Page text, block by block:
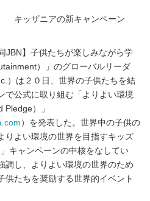
キッザニアの新キャンペーン
JBN】子供たちが楽しみながら学
）」のグローバルリーダ
）は２０日、世界の子供たちを結
で公式に取り組む「よりよい環境
）」
）を発表した。世界中の子供の
りよい環境の世界を目指すキッズ
キャンペーンの中核をなしてい
調し、よりよい環境の世界のため
供たちを奨励する世界的イベント